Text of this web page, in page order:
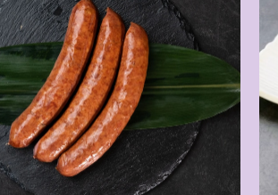
峯村牛 黒毛和牛100%フランク
¥972
SOLD OUT